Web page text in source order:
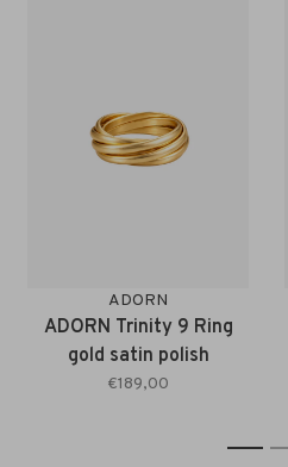
ADORN
ADORN Trinity 9 Ring
gold satin polish
€189,00
1